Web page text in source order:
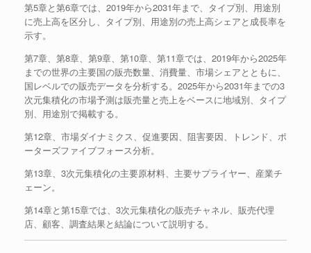
第5章と第6章では、2019年から2031年まで、タイプ別、用途別
に売上高を区分し、タイプ別、用途別の売上高シェアと成長率を
示す。
第7章、第8章、第9章、第10章、第11章では、2019年から2025年
までの世界の主要国の販売数量、消費量、市場シェアとともに、
国レベルでの販売データを分析する。2025年から2031年までの3
次元集積化の市場予測は販売量と売上をベースに地域別、タイプ
別、用途別で掲載する。
第12章、市場ダイナミクス、促進要因、阻害要因、トレンド、ポ
ーターズファイブフォース分析。
第13章、3次元集積化の主要原材料、主要サプライヤー、産業チ
ェーン。
第14章と第15章では、3次元集積化の販売チャネル、販売代理
店、顧客、調査結果と結論について説明する。